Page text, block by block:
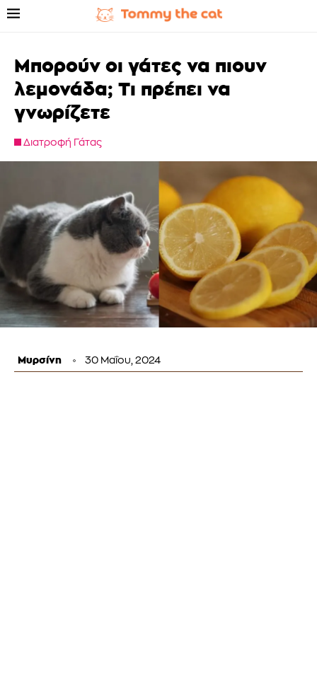
Μπορούν οι γάτες να πιουν
λεμονάδα; Τι πρέπει να
γνωρίζετε
Διατροφή Γάτας
Μυρσίνη 30 Μαΐου, 2024